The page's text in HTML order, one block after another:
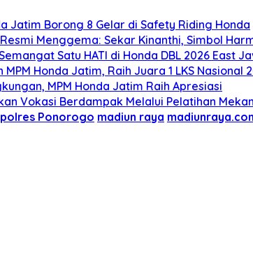
Jatim Borong 8 Gelar di Safety Riding Honda
Menggema: Sekar Kinanthi, Simbol
Satu HATI di Honda DBL 2026 East
MPM Honda Jatim, Raih Juara 1 LKS Nasional
MPM Honda Jatim Raih Apresiasi
Vokasi Berdampak Melalui Pelatihan
Ponorogo madiun raya